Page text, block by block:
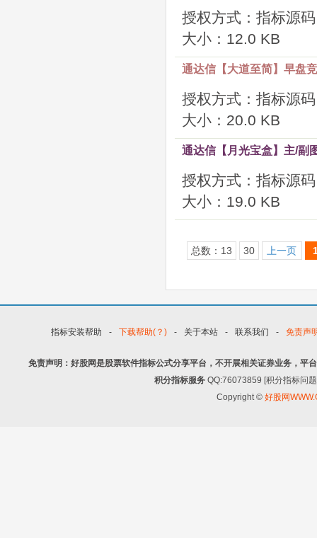
授权方式：指标源码
大小：12.0 KB
通达信【大道至简】早盘
授权方式：指标源码
大小：20.0 KB
通达信【月光宝盒】主/副
授权方式：指标源码
大小：19.0 KB
总数：13 30 上一页
指标安装帮助 - 下载帮助(？) - 关于本站 - 联系我们 - 免责声
免责声明：好股网是股票软件指标公式分享平台，不开展相关证券业务，平
积分指标服务 QQ:76073859 [积分指标问
Copyright © 好股网